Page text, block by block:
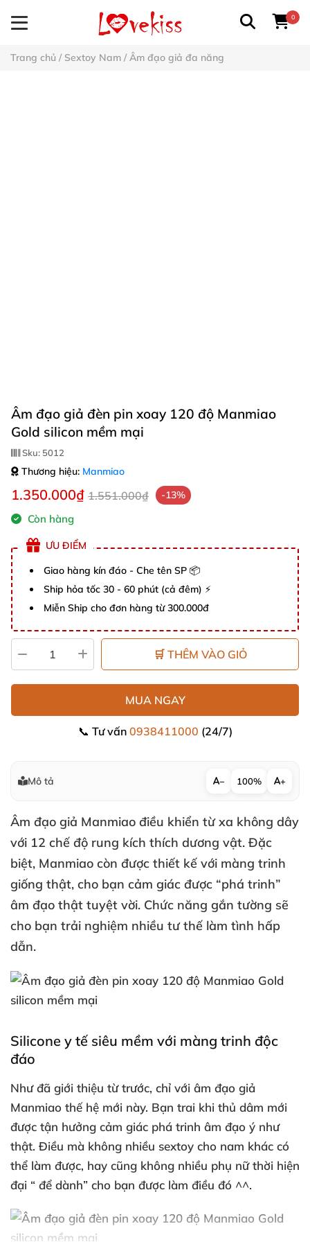
0
Trang chủ / Sextoy Nam / Âm đạo giả đa năng
Âm đạo giả đèn pin xoay 120 độ Manmiao
Gold silicon mềm mại
Sku: 5012
Thương hiệu: Manmiao
1.350.000₫ 1.551.000₫ -13%
Còn hàng
ƯU ĐIỂM
Giao hàng kín đáo - Che tên SP 📦
Ship hỏa tốc 30 - 60 phút (cả đêm) ⚡
Miễn Ship cho đơn hàng từ 300.000đ
🛒 THÊM VÀO GIỎ
MUA NGAY
📞 Tư vấn 0938411000 (24/7)
Mô tả − 100% +
Âm đạo giả Manmiao điều khiển từ xa không dây
với 12 chế độ rung kích thích dương vật. Đặc
biệt, Manmiao còn được thiết kế với màng trinh
giống thật, cho bạn cảm giác được “phá trinh”
âm đạo thật tuyệt vời. Chức năng gắn tường sẽ
cho bạn trải nghiệm nhiều tư thế làm tình hấp
dẫn.
Silicone y tế siêu mềm với màng trinh độc
đáo
Nhưđã giới thiệu từ trước, chỉ với âm đạo giả
Manmiao thế hệ mới này. Bạn trai khi thủ dâm mới
được tận hưởng cảm giác phá trinh âm đạo ý như
thật. Điều mà không nhiều sextoy cho nam khác có
thể làm được, hay cũng không nhiều phụ nữ thời hiện
đại “ để dành” cho bạn được làm điều đó ^^.